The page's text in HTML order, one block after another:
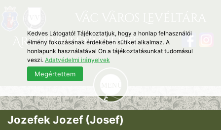
Archivum Vaciense
Jozefek Jozef (Josef)
Kedves Látogató! Tájékoztatjuk, hogy a honlap felhasználói
élmény fokozásának érdekében sütiket alkalmaz. A
honlapunk használatával Ön a tájékoztatásunkat tudomásul
veszi. Adatvédelmi irányelvek
Megértettem